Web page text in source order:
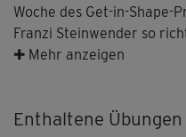
Woche des Get-in-Shape-
Franzi Steinwender so
Fettverbrennung, deinen
✚ Mehr anzeigen
Enthaltene Übungen